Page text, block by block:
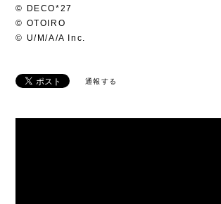
© DECO*27
© OTOIRO
© U/M/A/A Inc.
通報する